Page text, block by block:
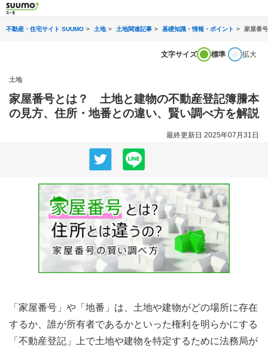
不動産・住宅サイト SUUMO 土地 土地関連記事 基礎知識・情報・ポイント 家屋番
文字サイズ 標準 拡大
土地
家屋番号とは？ 土地と建物の不動産登記簿謄本
の見方、住所・地番との違い、賢い調べ方を解説
最終更新日 2025年07月31日
「家屋番号」や「地番」は、土地や建物がどの場所に存在
するか、誰が所有者であるかといった権利を明らかにする
「不動産登記」上で土地や建物を特定するために法務局が